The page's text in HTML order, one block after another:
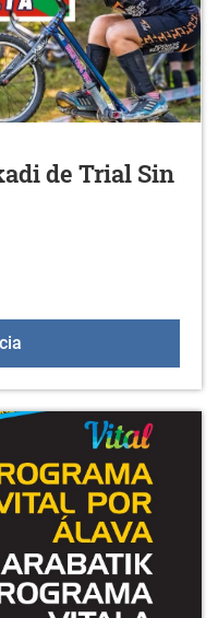
de Trial Sin
Campeonato de Euskadi